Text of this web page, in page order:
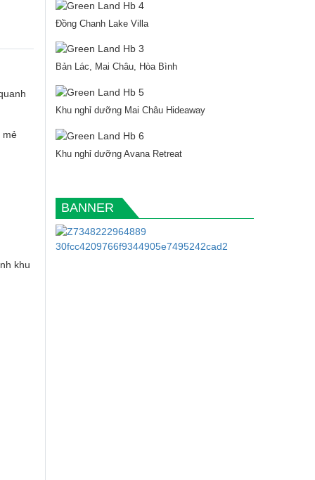
mẻ
khu
Đồng Chanh Lake Villa
Bản Lác, Mai Châu, Hòa Bình
Khu nghỉ dưỡng Mai Châu Hideaway
Khu nghỉ dưỡng Avana Retreat
BANNER